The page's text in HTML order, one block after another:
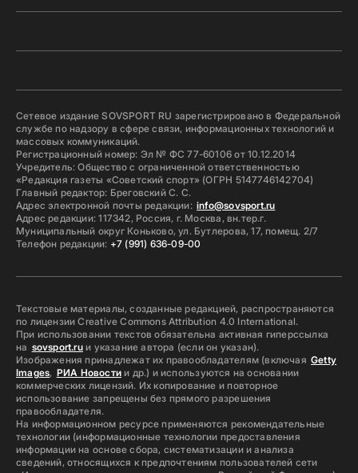
Сетевое издание SOVSPORT RU зарегистрировано в Федеральной
службе по надзору в сфере связи, информационных технологий и
массовых коммуникаций.
Регистрационный номер: Эл № ФС 77-60106 от 10.12.2014
Учредитель: Общество с ограниченной ответственностью
«Редакция газеты «Советский спорт» (ОГРН 5147746142704)
Главный редактор: Бреговский С. С.
Адрес электронной почты редакции: info@sovsport.ru
Адрес редакции: 117342, Россия, г. Москва, вн.тер.г.
Муниципальный округ Коньково, ул. Бутлерова, 17, помещ. 2/7
Телефон редакции: +7 (991) 636-09-00
Текстовые материалы, созданные редакцией, распространяются
по лицензии Creative Commons Attribution 4.0 International.
При использовании текстов обязательна активная гиперссылка
на sovsport.ruи указание автора (если он указан).
Изображения принадлежат их правообладателям (включая Getty
Images, РИА Новостии др.) и используются на основании
коммерческих лицензий. Их копирование и повторное
использование запрещены без прямого разрешения
правообладателя.
На информационном ресурсе применяются рекомендательные
технологии (информационные технологии предоставления
информации на основе сбора, систематизации и анализа
сведений, относящихся к предпочтениям пользователей сети